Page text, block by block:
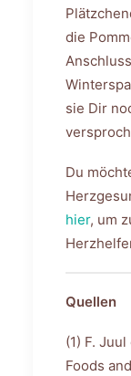
die
sie Dir
Du
hier, um
Quellen
(1) F.
Foods